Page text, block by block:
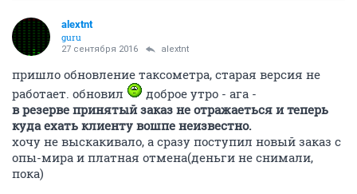
alextnt
guru
27 сентября 2016 alextnt
пришло обновление таксометра, старая версия не
работает. обновил
доброе утро - ага -
в резерве принятый заказ не отражаеться и теперь
куда ехать клиенту вошпе неизвестно.
хочу не выскакивало, а сразу поступил новый заказ с
опы-мира и платная отмена(деньги не снимали,
пока)